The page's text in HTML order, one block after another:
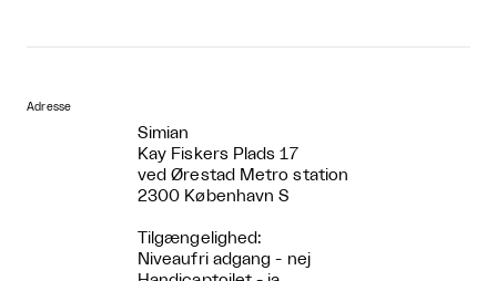
Adresse
Simian
Kay Fiskers Plads 17
ved Ørestad Metro station
2300 København S
Tilgængelighed:
Niveaufri adgang - nej